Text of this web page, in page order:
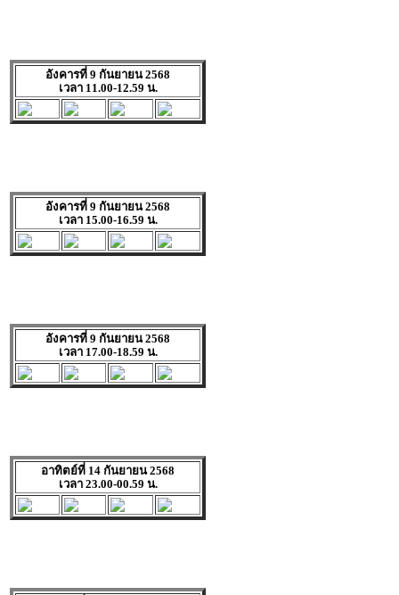
อังคารที่ 9 กันยายน 2568
เวลา 11.00-12.59 น.
อังคารที่ 9 กันยายน 2568
เวลา 15.00-16.59 น.
อังคารที่ 9 กันยายน 2568
เวลา 17.00-18.59 น.
อาทิตย์ที่ 14 กันยายน 2568
เวลา 23.00-00.59 น.